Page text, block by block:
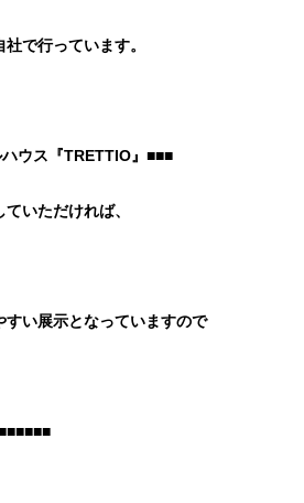
で行っています。
ウス『TRETTIO』■■■
いただければ、
い展示となっていますので